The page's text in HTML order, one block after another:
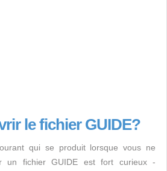
le fichier GUIDE?
qui se produit lorsque vous ne
un fichier GUIDE est fort curieux -